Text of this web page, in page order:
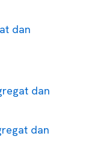
dan
dan
dan